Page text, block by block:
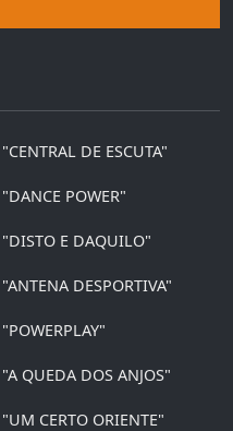
"CENTRAL DE ESCUTA"
"DANCE POWER"
"DISTO E DAQUILO"
"ANTENA DESPORTIVA"
"POWERPLAY"
"A QUEDA DOS ANJOS"
"UM CERTO ORIENTE"